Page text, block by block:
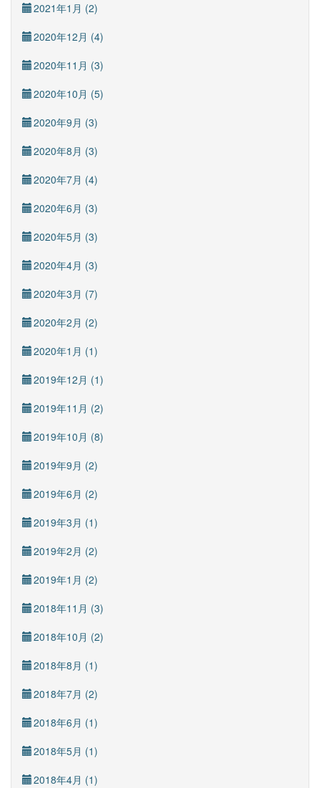
2021年1月 (2)
2020年12月 (4)
2020年11月 (3)
2020年10月 (5)
2020年9月 (3)
2020年8月 (3)
2020年7月 (4)
2020年6月 (3)
2020年5月 (3)
2020年4月 (3)
2020年3月 (7)
2020年2月 (2)
2020年1月 (1)
2019年12月 (1)
2019年11月 (2)
2019年10月 (8)
2019年9月 (2)
2019年6月 (2)
2019年3月 (1)
2019年2月 (2)
2019年1月 (2)
2018年11月 (3)
2018年10月 (2)
2018年8月 (1)
2018年7月 (2)
2018年6月 (1)
2018年5月 (1)
2018年4月 (1)